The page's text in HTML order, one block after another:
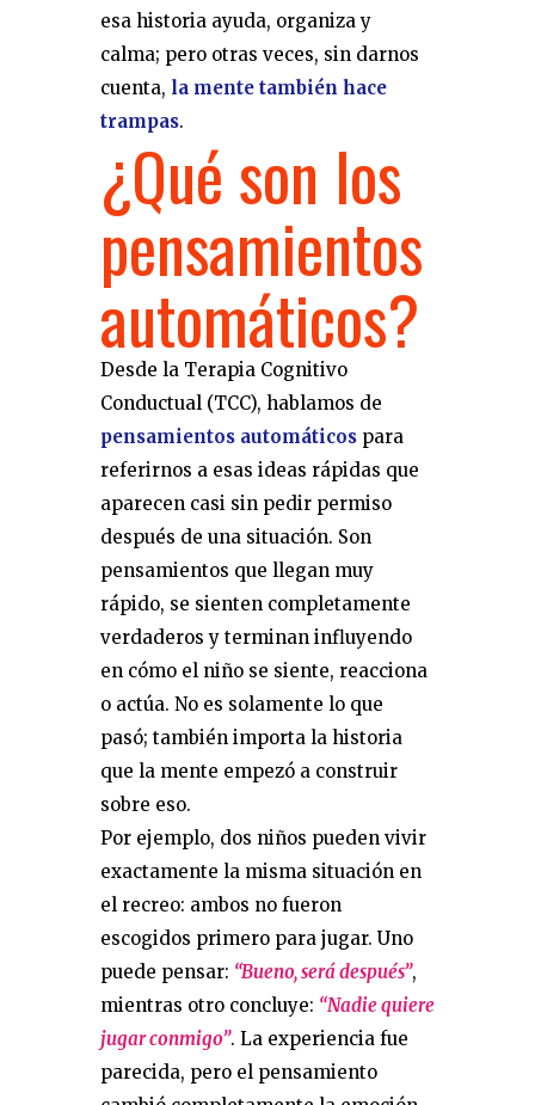
esa historia ayuda, organiza y
calma; pero otras veces, sin darnos
cuenta, la mente también hace
trampas.
¿Qué son los
pensamientos
automáticos?
Desde la Terapia Cognitivo
Conductual (TCC), hablamos de
pensamientos automáticos para
referirnos a esas ideas rápidas que
aparecen casi sin pedir permiso
después de una situación. Son
pensamientos que llegan muy
rápido, se sienten completamente
verdaderos y terminan influyendo
en cómo el niño se siente, reacciona
o actúa. No es solamente lo que
pasó; también importa la historia
que la mente empezó a construir
sobre eso.
Por ejemplo, dos niños pueden vivir
exactamente la misma situación en
el recreo: ambos no fueron
escogidos primero para jugar. Uno
puede pensar: “Bueno, será después”,
mientras otro concluye: “Nadie quiere
jugar conmigo”. La experiencia fue
parecida, pero el pensamiento